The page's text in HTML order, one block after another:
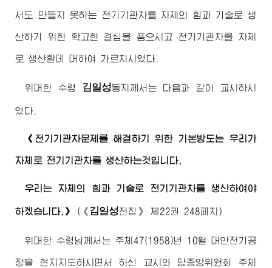
서도 만들지 못하는 전기기관차를 자체의 힘과 기술로 생
산하기 위한 확고한 결심을 품으시고 전기기관차를 자체
로 생산할데 대하여 가르치시였다.
위대한 수령 김일성동지 께서는 다음과 같이 교시하시
였다.
《전기기관차문제를 해결하기 위한 기본방도는 우리가
자체로 전기기관차를 생산하는것입니다.
우리는 자체의 힘과 기술로 전기기관차를 생산하여야
하겠습니다.》 (《 김일성전집》 제22권 248페지)
위대한 수령님 께서는 주체47(1958)년 10월 대안전기공
장을 현지지도하시면서 하신 교시와 당중앙위원회 주체